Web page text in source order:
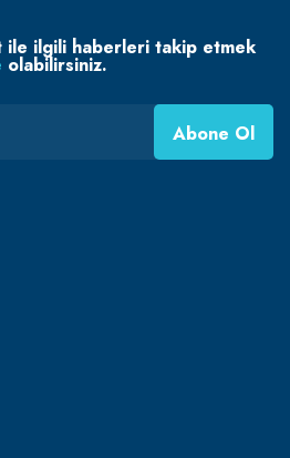
ile ilgili haberleri takip etmek
olabilirsiniz.
Abone Ol